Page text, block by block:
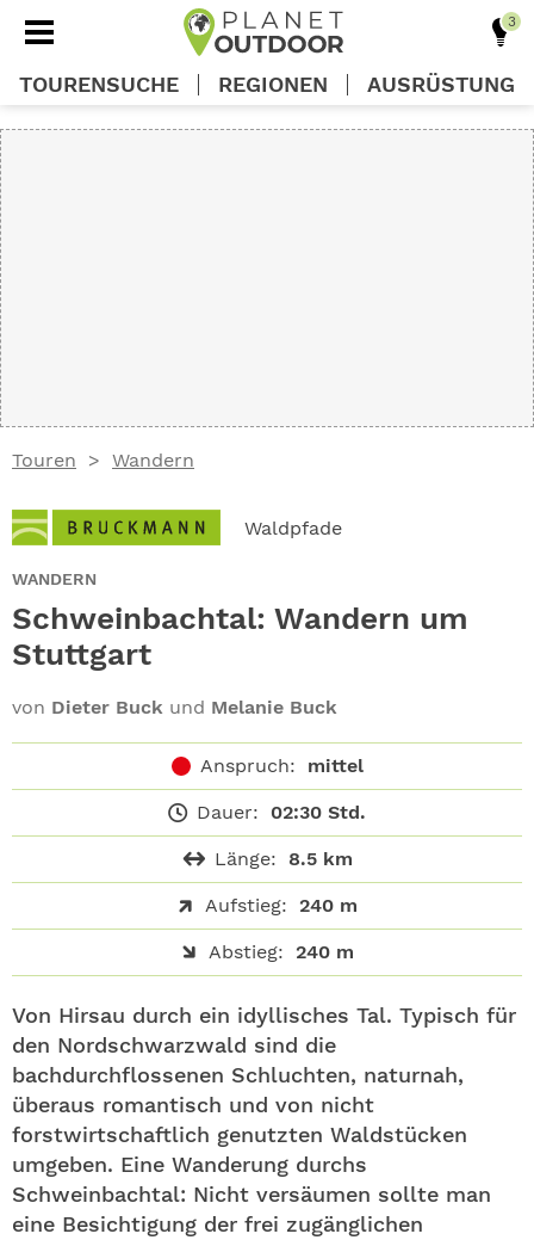
Touren Wandern
Waldpfade
WANDERN
Schweinbachtal: Wandern um
Stuttgart
von Dieter Buck und Melanie Buck
Anspruch: mittel
Dauer: 02:30 Std.
Länge: 8.5 km
Aufstieg: 240 m
Abstieg: 240 m
Von Hirsau durch ein idyllisches Tal. Typisch für
den Nordschwarzwald sind die
bachdurchflossenen Schluchten, naturnah,
überaus romantisch und von nicht
forstwirtschaftlich genutzten Waldstücken
umgeben. Eine Wanderung durchs
Schweinbachtal: Nicht versäumen sollte man
eine Besichtigung der frei zugänglichen
TOURENSUCHE REGIONEN AUSRÜSTUNG
ABO
GEWINNEN
NEWSLETTER
SHOP